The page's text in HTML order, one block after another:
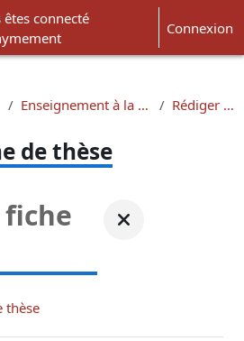
saisie de recherche
êtes connecté
Connexion
Enseignement à la thèse de médecine générale Rédiger la fiche de thèse
de thèse
thèse